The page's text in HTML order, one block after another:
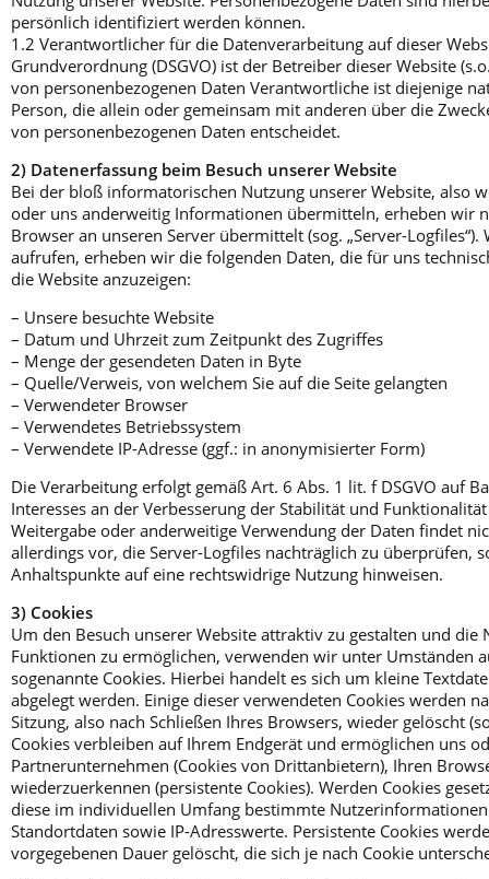
persönlich identifiziert werden können.
1.2 Verantwortlicher für die Datenverarbeitung auf dieser
Grundverordnung (DSGVO) ist der Betreiber dieser Website
von personenbezogenen Daten Verantwortliche ist diejenige
Person, die allein oder gemeinsam mit anderen über die
von personenbezogenen Daten entscheidet.
2) Datenerfassung beim Besuch unserer Website
Bei der bloß informatorischen Nutzung unserer Website, also
oder uns anderweitig Informationen übermitteln, erheben wir
Browser an unseren Server übermittelt (sog. „Server-Logfiles“).
aufrufen, erheben wir die folgenden Daten, die für uns
die Website anzuzeigen:
– Unsere besuchte Website
– Datum und Uhrzeit zum Zeitpunkt des Zugriffes
– Menge der gesendeten Daten in Byte
– Quelle/Verweis, von welchem Sie auf die Seite gelangten
– Verwendeter Browser
– Verwendetes Betriebssystem
– Verwendete IP-Adresse (ggf.: in anonymisierter Form)
Die Verarbeitung erfolgt gemäß Art. 6 Abs. 1 lit. f DSGVO auf
Interesses an der Verbesserung der Stabilität und
Weitergabe oder anderweitige Verwendung der Daten findet
allerdings vor, die Server-Logfiles nachträglich zu überprüfen,
Anhaltspunkte auf eine rechtswidrige Nutzung hinweisen.
3) Cookies
Um den Besuch unserer Website attraktiv zu gestalten und die
Funktionen zu ermöglichen, verwenden wir unter Umständen
sogenannte Cookies. Hierbei handelt es sich um kleine
abgelegt werden. Einige dieser verwendeten Cookies werden
Sitzung, also nach Schließen Ihres Browsers, wieder gelöscht
Cookies verbleiben auf Ihrem Endgerät und ermöglichen uns
Partnerunternehmen (Cookies von Drittanbietern), Ihren
wiederzuerkennen (persistente Cookies). Werden Cookies
diese im individuellen Umfang bestimmte
Standortdaten sowie IP-Adresswerte. Persistente Cookies
vorgegebenen Dauer gelöscht, die sich je nach Cookie